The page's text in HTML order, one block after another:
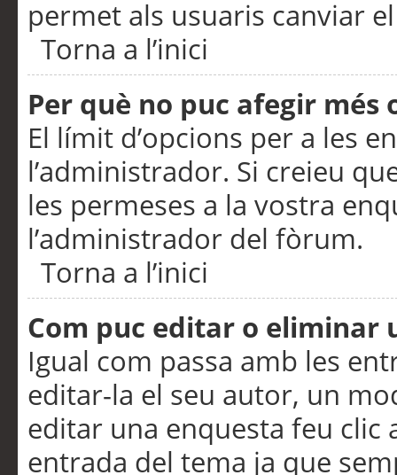
permet als usuaris canviar
Torna a l’inici
Per què no puc afegir més
El límit d’opcions per a les
l’administrador. Si creieu
les permeses a la vostra
l’administrador del fòrum.
Torna a l’inici
Com puc editar o eliminar
Igual com passa amb les
editar-la el seu autor, un
editar una enquesta feu clic
entrada del tema ja que